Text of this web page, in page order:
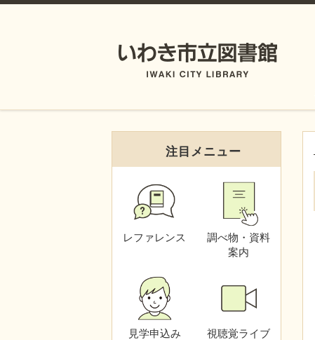
注目メニュー
レファレンス
調べ物・資料
案内
見学申込み 視聴覚ライブ